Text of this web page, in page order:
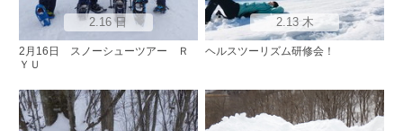
2.16 日
2月16日 スノーシューツアー Ｒ
ＹＵ
2.13 木
ヘルスツーリズム研修会！